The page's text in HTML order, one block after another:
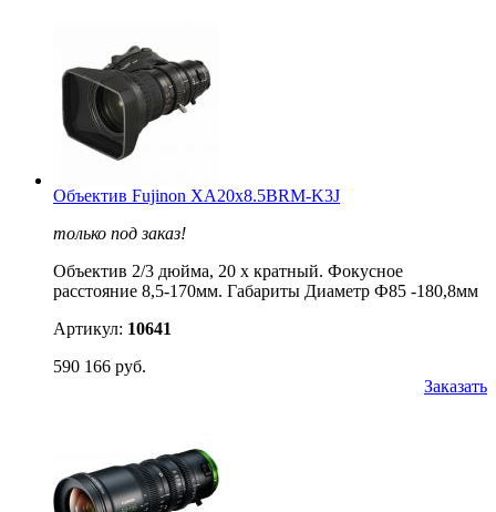
Объектив Fujinon XA20x8.5BRM-K3J
только под заказ!
Объектив 2/3 дюйма, 20 х кратный. Фокусное
расстояние 8,5-170мм. Габариты Диаметр Ф85 -180,8мм
Артикул: 10641
590 166 руб.
Заказать